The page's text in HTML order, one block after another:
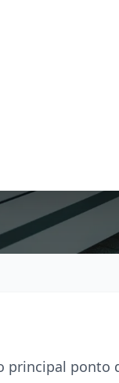
principal ponto